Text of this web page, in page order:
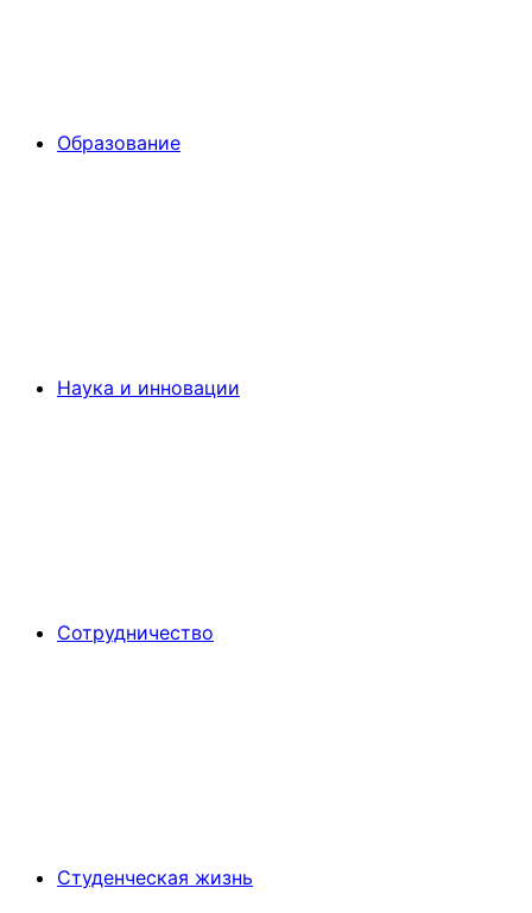
Образование
Наука и инновации
Сотрудничество
Студенческая жизнь